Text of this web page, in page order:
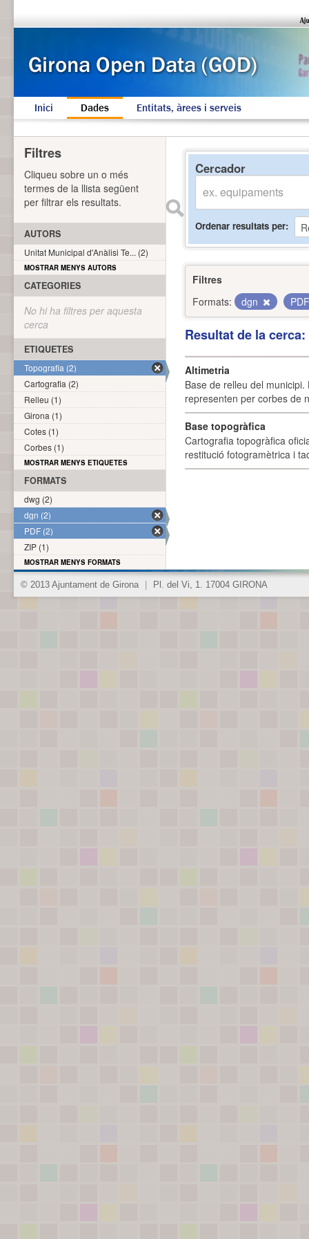
Inici Dades Entitats, àrees i serveis
Cercador
Ordenar resultats per
Filtres
Formats:
dgn
Resultat de la
Altimetria
Base de relleu del
representen per corbes de
Base topogràfica
Cartografia topogràfica
restitució fotogramètrica i
Filtres
Cliqueu sobre un o més
termes de la llista següent
per filtrar els resultats.
AUTORS
Unitat Municipal d'Anàlisi Te... (2)
MOSTRAR MENYS AUTORS
CATEGORIES
No hi ha filtres per aquesta
cerca
ETIQUETES
Topografia (2)
Cartografia (2)
Relleu (1)
Girona (1)
Cotes (1)
Corbes (1)
MOSTRAR MENYS ETIQUETES
FORMATS
dwg (2)
dgn (2)
PDF (2)
ZIP (1)
MOSTRAR MENYS FORMATS
© 2013 Ajuntament de Girona Pl. del Vi, 1. 17004 GIRONA